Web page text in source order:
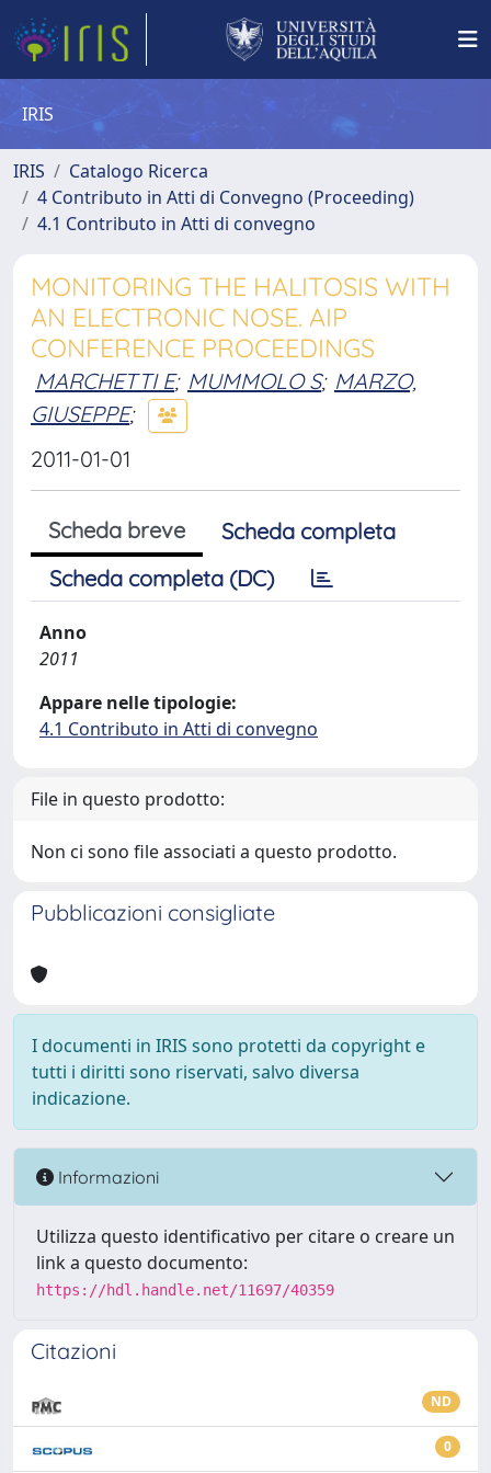
IRIS
IRIS
Catalogo Ricerca
4 Contributo in Atti di Convegno (Proceeding)
4.1 Contributo in Atti di convegno
MONITORING THE HALITOSIS WITH
AN ELECTRONIC NOSE. AIP
CONFERENCE PROCEEDINGS
MARCHETTI E; MUMMOLO S; MARZO,
GIUSEPPE;
2011-01-01
Scheda breve
Scheda completa
Scheda completa (DC)
Anno
2011
Appare nelle tipologie:
4.1 Contributo in Atti di convegno
File in questo prodotto:
Non ci sono file associati a questo prodotto.
Pubblicazioni consigliate
I documenti in IRIS sono protetti da copyright e
tutti i diritti sono riservati, salvo diversa
indicazione.
Informazioni
Utilizza questo identificativo per citare o creare un
link a questo documento:
https://hdl.handle.net/11697/40359
Citazioni
ND
0